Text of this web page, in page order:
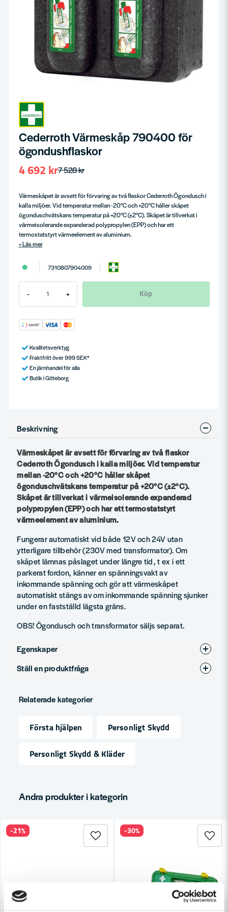
Cederroth Värmeskåp 790400 för
ögondushflaskor
7 528 kr
4 692 kr
Värmeskåpet är avsett för förvaring av två flaskor Cederroth Ögondusch i
kalla miljöer. Vid temperatur mellan -20°C och +20°C håller skåpet
ögonduschvätskans temperatur på +20°C (±2°C). Skåpet är tillverkat i
värmeisolerande expanderad polypropylen (EPP) och har ett
termostatstyrt värmeelement av aluminium.
Läs mer
7310807904009
- + Köp
Kvalitetsverktyg
Fraktfritt över 999 SEK*
En järnhandel för alla
Butik i Göteborg
Beskrivning
Värmeskåpet är avsett för förvaring av två flaskor
Cederroth Ögondusch i kalla miljöer. Vid temperatur
mellan -20°C och +20°C håller skåpet
ögonduschvätskans temperatur på +20°C (±2°C).
Skåpet är tillverkat i värmeisolerande expanderad
polypropylen (EPP) och har ett termostatstyrt
värmeelement av aluminium.
Fungerar automatiskt vid både 12V och 24V utan
ytterligare tillbehör (230V med transformator). Om
skåpet lämnas påslaget under längre tid, t ex i ett
parkerat fordon, känner en spänningsvakt av
inkommande spänning och gör att värmeskåpet
automatiskt stängs av om inkommande spänning sjunker
under en fastställd lägsta gräns.
OBS! Ögondusch och transformator säljs separat.
Egenskaper
Produkttyp Första hjälpen skåp
Ställ en produktfråga
Fråga oss något om denna produkten...
Namn
Ja, ni får publicera min fråga
Relaterade kategorier
Första hjälpen
Personligt Skydd
Personligt Skydd & Kläder
Andra produkter i kategorin
-21% -30%